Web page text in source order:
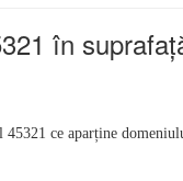
în
ce aparține